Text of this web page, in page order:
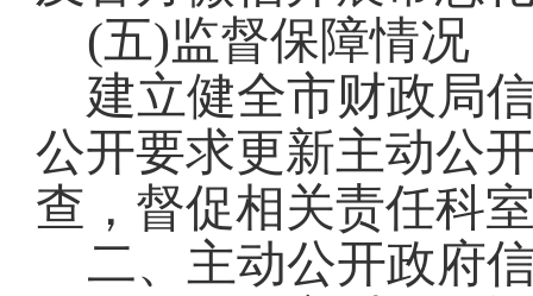
(五)监督保障情况
建立健全市财政局
公开要求更新主动公
查，督促相关责任科
二、主动公开政府